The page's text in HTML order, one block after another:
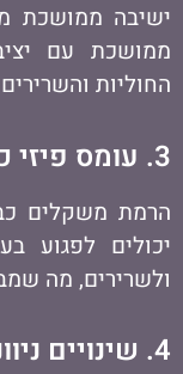
ישיבה ממושכת
ממושכת עם
החוליות
3. עומס פיזי כבד
הרמת משקלים
יכולים לפגוע
ולשרירים, מה
4. שינויים ניווניים